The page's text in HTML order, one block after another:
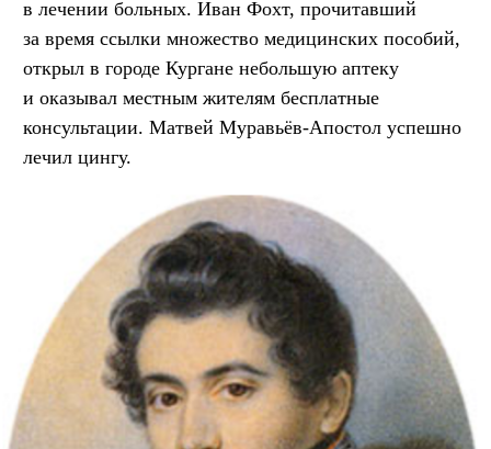
в лечении больных. Иван Фохт, прочитавший
за время ссылки множество медицинских пособий,
открыл в городе Кургане небольшую аптеку
и оказывал местным жителям бесплатные
консультации. Матвей Муравьёв-Апостол успешно
лечил цингу.